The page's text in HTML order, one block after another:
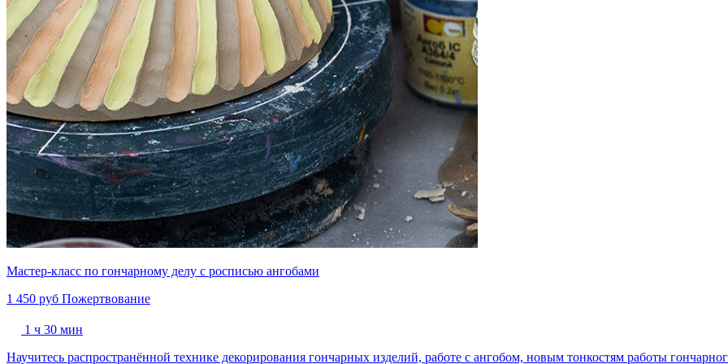
Мастер-класс по гончарному делу с росписью ангобами
1 450 руб Пожертвование
1 ч 30 мин
Научитесь распространённой технике декорирования гончарных изделий, работе с ангобом, новым тонкостям работы